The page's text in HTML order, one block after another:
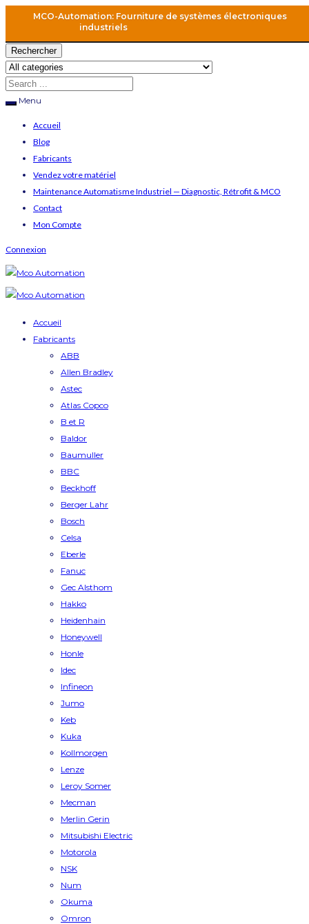
MCO-Automation: Fourniture de systèmes électroniques
industriels
Rechercher
Menu
Accueil
Blog
Fabricants
Vendez votre matériel
Maintenance Automatisme Industriel — Diagnostic, Rétrofit & MCO
Contact
Mon Compte
Connexion
Accueil
Fabricants
ABB
Allen Bradley
Astec
Atlas Copco
B et R
Baldor
Baumuller
BBC
Beckhoff
Berger Lahr
Bosch
Celsa
Eberle
Fanuc
Gec Alsthom
Hakko
Heidenhain
Honeywell
Honle
Idec
Infineon
Jumo
Keb
Kuka
Kollmorgen
Lenze
Leroy Somer
Mecman
Merlin Gerin
Mitsubishi Electric
Motorola
NSK
Num
Okuma
Omron